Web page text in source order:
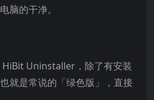
脑的干净。
HiBit Uninstaller，除了有安装
就是常说的「绿色版」，直接